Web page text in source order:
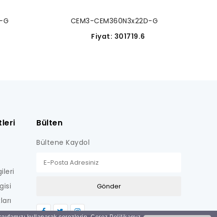
G
CEM3-CEM360N3x22D-G
Fiyat: 301719.6
Bülten
Bültene Kaydol